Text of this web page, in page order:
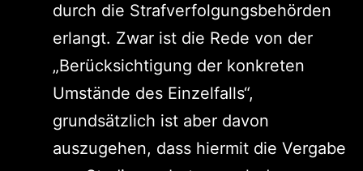
durch die Strafverfolgungsbehörden
erlangt. Zwar ist die Rede von der
„Berücksichtigung der konkreten
Umstände des Einzelfalls“,
grundsätzlich ist aber davon
auszugehen, dass hiermit die Vergabe